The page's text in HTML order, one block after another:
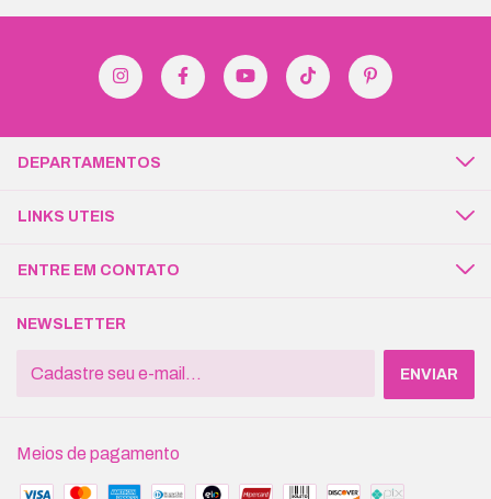
DEPARTAMENTOS
LINKS UTEIS
ENTRE EM CONTATO
NEWSLETTER
Meios de pagamento